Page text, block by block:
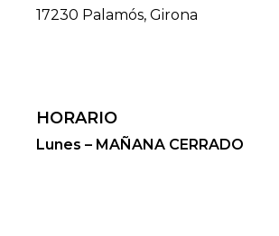
17230 Palamós, Girona
HORARIO
Lunes – MAÑANA CERRADO